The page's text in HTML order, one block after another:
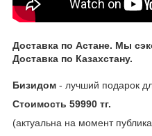
Доставка по Астане. Мы
Доставка по Казахстану.
Бизидом - лучший подарок
Стоимость 59990 тг.
(актуальна на момент